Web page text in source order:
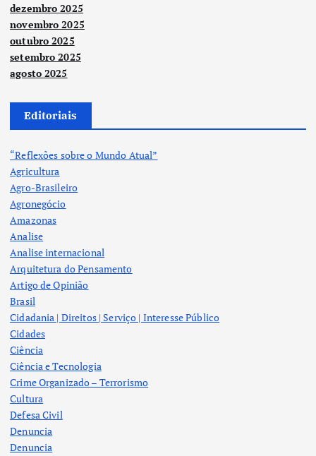
dezembro 2025
novembro 2025
outubro 2025
setembro 2025
agosto 2025
Editoriais
“Reflexões sobre o Mundo Atual”
Agricultura
Agro-Brasileiro
Agronegócio
Amazonas
Analise
Analise internacional
Arquitetura do Pensamento
Artigo de Opinião
Brasil
Cidadania | Direitos | Serviço | Interesse Público
Cidades
Ciência
Ciência e Tecnologia
Crime Organizado – Terrorismo
Cultura
Defesa Civil
Denuncia
Denuncia